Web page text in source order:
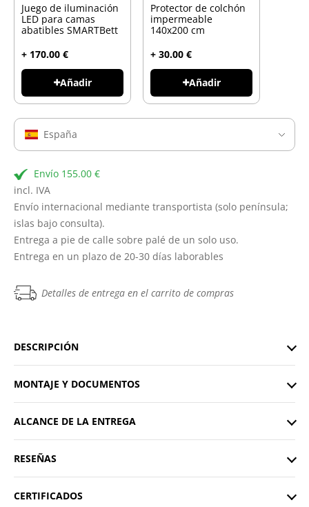
Juego de iluminación
LED para camas
abatibles SMARTBett
+ 170.00 €
Añadir
Protector de colchón
impermeable
140x200 cm
+ 30.00 €
Añadir
España
Envío 155.00 €
incl. IVA
Envío internacional mediante transportista (solo península;
islas bajo consulta).
Entrega a pie de calle sobre palé de un solo uso.
Entrega en un plazo de 20-30 días laborables
Detalles de entrega en el carrito de compras
DESCRIPCIÓN
MONTAJE Y DOCUMENTOS
ALCANCE DE LA ENTREGA
RESEÑAS
CERTIFICADOS